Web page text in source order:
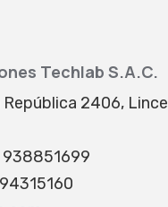
Techlab S.A.C.
República 2406, Lince
938851699